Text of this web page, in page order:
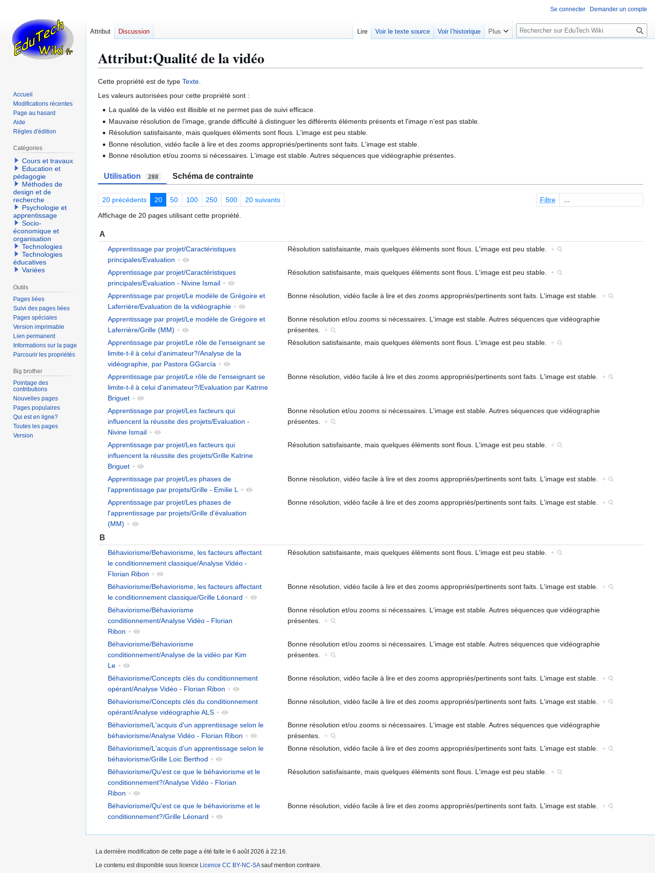
Attribut:Qualité de la vidéo
Aller
à
navigation
Aller
à
recherche
Cette propriété est de type Texte.
Les valeurs autorisées pour cette propriété sont :
La qualité de la vidéo est illisible et ne permet pas de suivi efficace.
Mauvaise résolution de l'image, grande difficulté à distinguer les différents éléments présents et l'image n'est pas stable.
Résolution satisfaisante, mais quelques éléments sont flous. L'image est peu stable.
Bonne résolution, vidéo facile à lire et des zooms appropriés/pertinents sont faits. L'image est stable.
Bonne résolution et/ou zooms si nécessaires. L'image est stable. Autres séquences que vidéographie présentes.
Utilisation 288 Schéma de contrainte
20 précédents 20 50 100 250 500 20 suivants Filtre
Affichage de 20 pages utilisant cette propriété.
A
Apprentissage par projet/Caractéristiques
principales/Evaluation +
Résolution satisfaisante, mais quelques éléments sont flous. L'image est peu stable. +
Apprentissage par projet/Caractéristiques
principales/Evaluation - Nivine Ismail +
Résolution satisfaisante, mais quelques éléments sont flous. L'image est peu stable. +
Apprentissage par projet/Le modèle de Grégoire et
Laferrière/Evaluation de la vidéographie +
Bonne résolution, vidéo facile à lire et des zooms appropriés/pertinents sont faits. L'image est stable. +
Apprentissage par projet/Le modèle de Grégoire et
Laferrière/Grille (MM) +
Bonne résolution et/ou zooms si nécessaires. L'image est stable. Autres séquences que vidéographie
présentes. +
Apprentissage par projet/Le rôle de l'enseignant se
limite-t-il à celui d'animateur?/Analyse de la
vidéographie, par Pastora GGarcía +
Résolution satisfaisante, mais quelques éléments sont flous. L'image est peu stable. +
Apprentissage par projet/Le rôle de l'enseignant se
limite-t-il à celui d'animateur?/Evaluation par Katrine
Briguet +
Bonne résolution, vidéo facile à lire et des zooms appropriés/pertinents sont faits. L'image est stable. +
Apprentissage par projet/Les facteurs qui
influencent la réussite des projets/Evaluation -
Nivine Ismail +
Bonne résolution et/ou zooms si nécessaires. L'image est stable. Autres séquences que vidéographie
présentes. +
Apprentissage par projet/Les facteurs qui
influencent la réussite des projets/Grille Katrine
Briguet +
Résolution satisfaisante, mais quelques éléments sont flous. L'image est peu stable. +
Apprentissage par projet/Les phases de
l'apprentissage par projets/Grille - Emilie L +
Bonne résolution, vidéo facile à lire et des zooms appropriés/pertinents sont faits. L'image est stable. +
Apprentissage par projet/Les phases de
l'apprentissage par projets/Grille d'évaluation
(MM) +
Bonne résolution, vidéo facile à lire et des zooms appropriés/pertinents sont faits. L'image est stable. +
B
Béhaviorisme/Behaviorisme, les facteurs affectant
le conditionnement classique/Analyse Vidéo -
Florian Ribon +
Résolution satisfaisante, mais quelques éléments sont flous. L'image est peu stable. +
Béhaviorisme/Behaviorisme, les facteurs affectant
le conditionnement classique/Grille Léonard +
Bonne résolution, vidéo facile à lire et des zooms appropriés/pertinents sont faits. L'image est stable. +
Béhaviorisme/Béhaviorisme
conditionnement/Analyse Vidéo - Florian
Ribon +
Bonne résolution et/ou zooms si nécessaires. L'image est stable. Autres séquences que vidéographie
présentes. +
Béhaviorisme/Béhaviorisme
conditionnement/Analyse de la vidéo par Kim
Le +
Bonne résolution et/ou zooms si nécessaires. L'image est stable. Autres séquences que vidéographie
présentes. +
Béhaviorisme/Concepts clés du conditionnement
opérant/Analyse Vidéo - Florian Ribon +
Bonne résolution, vidéo facile à lire et des zooms appropriés/pertinents sont faits. L'image est stable. +
Béhaviorisme/Concepts clés du conditionnement
opérant/Analyse vidéographie ALS +
Bonne résolution, vidéo facile à lire et des zooms appropriés/pertinents sont faits. L'image est stable. +
Béhaviorisme/L'acquis d'un apprentissage selon le
béhaviorisme/Analyse Vidéo - Florian Ribon +
Bonne résolution et/ou zooms si nécessaires. L'image est stable. Autres séquences que vidéographie
présentes. +
Béhaviorisme/L'acquis d'un apprentissage selon le
béhaviorisme/Grille Loic Berthod +
Bonne résolution, vidéo facile à lire et des zooms appropriés/pertinents sont faits. L'image est stable. +
Béhaviorisme/Qu'est ce que le béhaviorisme et le
conditionnement?/Analyse Vidéo - Florian
Ribon +
Résolution satisfaisante, mais quelques éléments sont flous. L'image est peu stable. +
Béhaviorisme/Qu'est ce que le béhaviorisme et le
conditionnement?/Grille Léonard +
Bonne résolution, vidéo facile à lire et des zooms appropriés/pertinents sont faits. L'image est stable. +
Se connecter Demander un compte
Attribut Discussion Lire Voir le texte source Voir l’historique Plus
R
e
e
Accueil
Modifications récentes
Page au hasard
Aide
Règles d'édition
Catégories
Cours et travaux
Education et
pédagogie
Méthodes de
design et de
recherche
Psychologie et
apprentissage
Socio-
économique et
organisation
Technologies
Technologies
éducatives
Variées
Outils
Pages liées
Suivi des pages liées
Pages spéciales
Version imprimable
Lien permanent
Informations sur la page
Parcourir les propriétés
Big brother
Pointage des
contributions
Nouvelles pages
Pages populaires
Qui est en ligne?
Toutes les pages
Version
La dernière modification de cette page a été faite le 6 août 2026 à 22:16.
Le contenu est disponible sous licence Licence CC BY-NC-SAsauf mention contraire.